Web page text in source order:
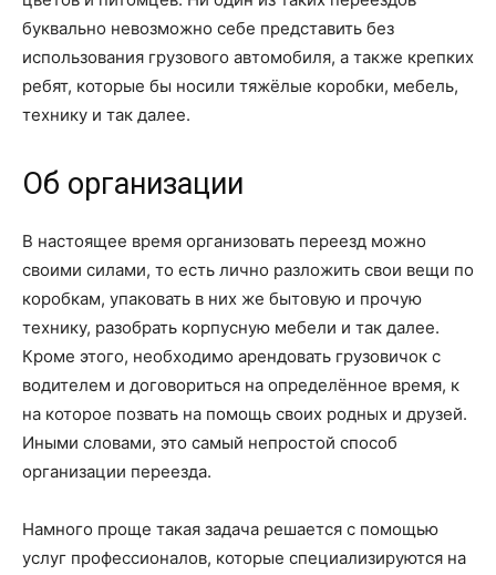
буквально невозможно себе представить без
использования грузового автомобиля, а также крепких
ребят, которые бы носили тяжёлые коробки, мебель,
технику и так далее.
Об организации
В настоящее время организовать переезд можно
своими силами, то есть лично разложить свои вещи по
коробкам, упаковать в них же бытовую и прочую
технику, разобрать корпусную мебели и так далее.
Кроме этого, необходимо арендовать грузовичок с
водителем и договориться на определённое время, к
на которое позвать на помощь своих родных и друзей.
Иными словами, это самый непростой способ
организации переезда.
Намного проще такая задача решается с помощью
услуг профессионалов, которые специализируются на